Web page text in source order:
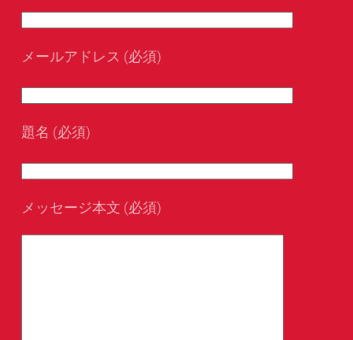
メールアドレス (必須)
題名 (必須)
メッセージ本文 (必須)